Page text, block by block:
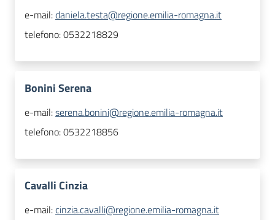
e-mail:daniela.testa@regione.emilia-romagna.it
telefono:0532218829
Bonini Serena
e-mail:serena.bonini@regione.emilia-romagna.it
telefono:0532218856
Cavalli Cinzia
e-mail:cinzia.cavalli@regione.emilia-romagna.it